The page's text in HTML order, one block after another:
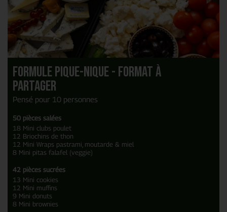
Formule Pique-Nique - Format à
Partager
Pensé pour 10 personnes
50 pièces salées
18 Mini clubs poulet
12 Briochins de thon
12 Mini Wraps pastrami, moutarde & miel
8 Mini pitas falafel (veggie)
42 pièces sucrées
13 Mini cookies
12 Mini muffins
9 Mini donuts
8 Mini brownies